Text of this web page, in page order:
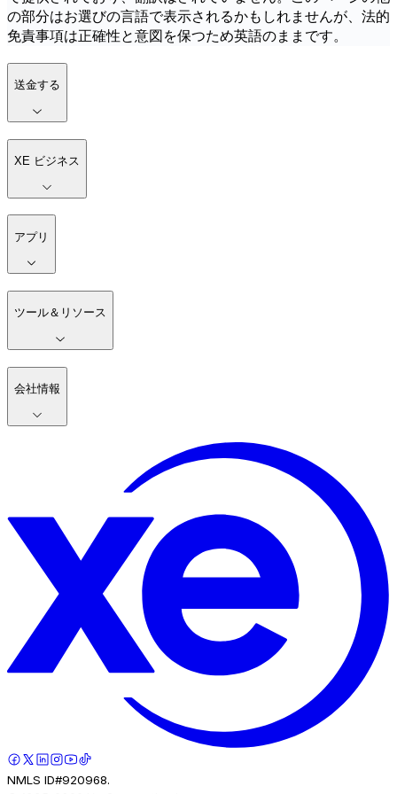
の部分はお選びの言語で表示されるかもしれませんが、法的
免責事項は正確性と意図を保つため英語のままです。
送金する
XE ビジネス
アプリ
ツール＆リソース
会社情報
NMLS ID#920968.